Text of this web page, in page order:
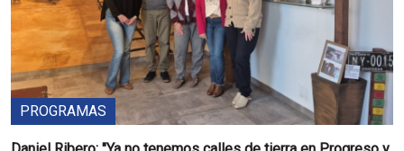
PROGRAMAS